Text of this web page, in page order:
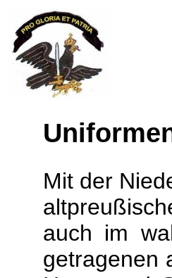
Mit der
auch im
getragenen